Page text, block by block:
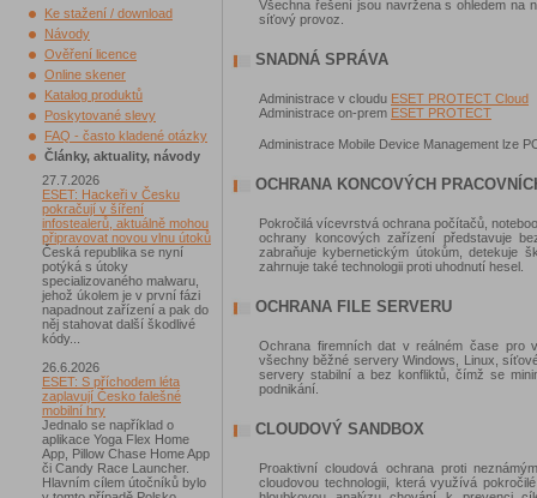
Ke stažení / download
Návody
Ověření licence
Online skener
Katalog produktů
Poskytované slevy
FAQ - často kladené otázky
Články, aktuality, návody
27.7.2026
ESET: Hackeři v Česku
pokračují v šíření
infostealerů, aktuálně mohou
připravovat novou vlnu útoků
Česká republika se nyní
potýká s útoky
specializovaného malwaru,
jehož úkolem je v první fázi
napadnout zařízení a pak do
něj stahovat další škodlivé
kódy...
26.6.2026
ESET: S příchodem léta
zaplavují Česko falešné
mobilní hry
Jednalo se například o
aplikace Yoga Flex Home
App, Pillow Chase Home App
či Candy Race Launcher.
Hlavním cílem útočníků bylo
Všechna řešení jsou navržena s ohledem na
síťový provoz.
SNADNÁ SPRÁVA
Administrace v cloudu ESET PROTECT Cloud
Administrace on-prem ESET PROTECT
Administrace Mobile Device Management lze
OCHRANA KONCOVÝCH
Pokročilá vícevrstvá ochrana počítačů,
ochrany koncových zařízení představuje
zabraňuje kybernetickým útokům, detekuje
zahrnuje také technologii proti uhodnutí hesel.
OCHRANA FILE SERVERU
Ochrana firemních dat v reálném čase pro
všechny běžné servery Windows, Linux,
servery stabilní a bez konfliktů, čímž se
podnikání.
CLOUDOVÝ SANDBOX
Proaktivní cloudová ochrana proti
cloudovou technologii, která využívá